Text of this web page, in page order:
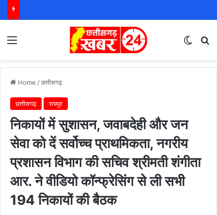
Home /छत्तीसगढ़
छत्तीसगढ़ रायपुर
निकायों में सुशासन, जवाबदेही और जन
सेवा को दें सर्वोच्च प्राथमिकता, नगरीय
प्रशासन विभाग की सचिव श्रीमती शंगीता
आर. ने वीडियो कॉन्फ्रेसिंग से ली सभी
194 निकायों की बैठक